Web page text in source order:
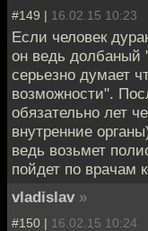
#149 | 16.02.15 10:23
Если человек
он ведь долбаный
серьезно думает
возможности".
обязательно лет
внутренние
ведь возьмет
пойдет по врачам
vladislav »
#150 | 16.02.15 10:24